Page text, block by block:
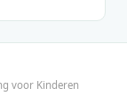
voor Kinderen